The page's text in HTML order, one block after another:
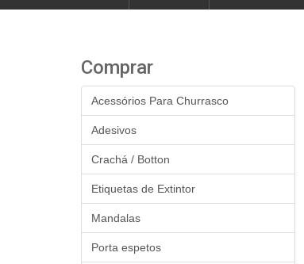
Comprar
Acessórios Para Churrasco
Adesivos
Crachá / Botton
Etiquetas de Extintor
Mandalas
Porta espetos